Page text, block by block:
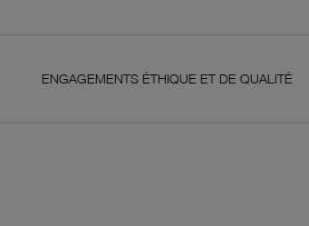
ÉTHIQUE ET DE QUALITÉ